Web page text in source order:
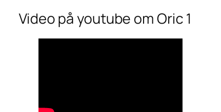
Video på youtube om Oric 1